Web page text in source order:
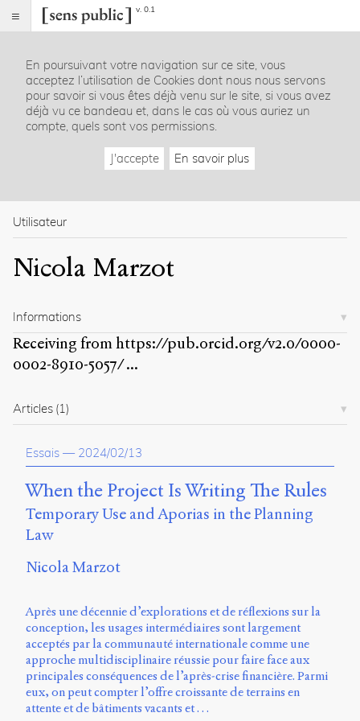
v. 0.1
Index
Rubriques
Essais
La
revue
Présentation
Publier
Contact
propos
site
Archipel
En
Mastodon
de
de
Longueuil
Local
B1-
12723
150
Pl.
En poursuivant votre navigation sur ce site, vous
acceptez l’utilisation de Cookies dont nous nous servons
pour savoir si vous êtes déjà venu sur le site, si vous avez
déjà vu ce bandeau et, dans le cas où vous auriez un
compte, quels sont vos permissions.
J'accepte En savoir plus
Utilisateur
Nicola Marzot
Informations
Receiving fromhttps://pub.orcid.org/v2.0/0000-
0002-8910-5057/...
Articles (1)
Essais — 2024/02/13
When the Project Is Writing The Rules
Temporary Use and Aporias in the Planning
Law
Nicola Marzot
Après une décennie d’explorations et de réflexions sur la
conception, les usages intermédiaires sont largement
acceptés par la communauté internationale comme une
approche multidisciplinaire réussie pour faire face aux
principales conséquences de l’après-crise financière. Parmi
eux, on peut compter l’offre croissante de terrains en
attente et de bâtiments vacants et …